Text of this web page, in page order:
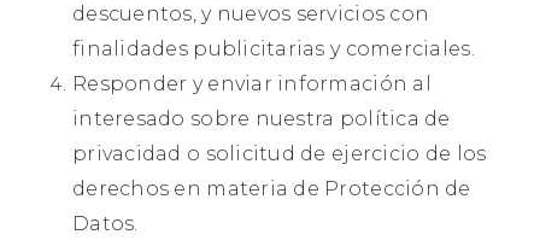
descuentos, y nuevos servicios con
finalidades publicitarias y comerciales.
Responder y enviar información al
interesado sobre nuestra política de
privacidad o solicitud de ejercicio de los
derechos en materia de Protección de
Datos.